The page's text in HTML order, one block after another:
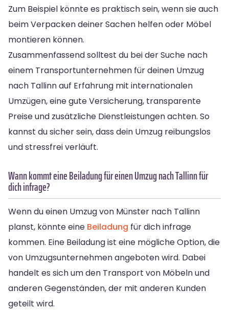
Zum Beispiel könnte es praktisch sein, wenn sie auch
beim Verpacken deiner Sachen helfen oder Möbel
montieren können.
Zusammenfassend solltest du bei der Suche nach
einem Transportunternehmen für deinen Umzug
nach Tallinn auf Erfahrung mit internationalen
Umzügen, eine gute Versicherung, transparente
Preise und zusätzliche Dienstleistungen achten. So
kannst du sicher sein, dass dein Umzug reibungslos
und stressfrei verläuft.
Wann kommt eine Beiladung für einen Umzug nach Tallinn für
dich infrage?
Wenn du einen Umzug von Münster nach Tallinn
planst, könnte eine Beiladung für dich infrage
kommen. Eine Beiladung ist eine mögliche Option, die
von Umzugsunternehmen angeboten wird. Dabei
handelt es sich um den Transport von Möbeln und
anderen Gegenständen, der mit anderen Kunden
geteilt wird.